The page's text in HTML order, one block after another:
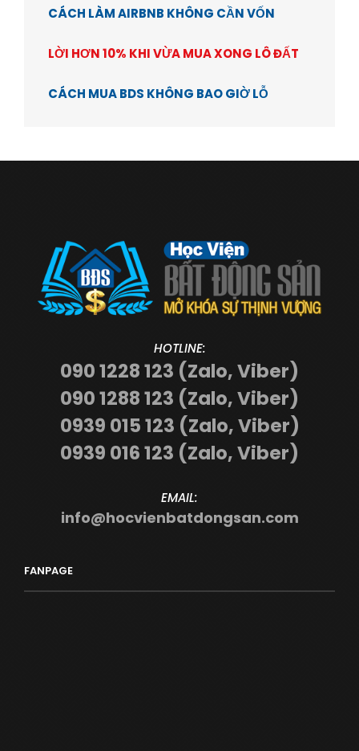
CÁCH LÀM AIRBNB KHÔNG CẦN VỐN
LỜI HƠN 10% KHI VỪA MUA XONG LÔ ĐẤT
CÁCH MUA BDS KHÔNG BAO GIỜ LỖ
HOTLINE:
090 1228 123 (Zalo, Viber)
090 1288 123 (Zalo, Viber)
0939 015 123 (Zalo, Viber)
0939 016 123 (Zalo, Viber)
EMAIL:
info@hocvienbatdongsan.com
FANPAGE